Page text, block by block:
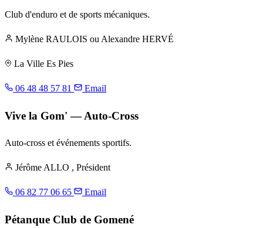
Club d'enduro et de sports mécaniques.
Mylène RAULOIS ou Alexandre HERVÉ
La Ville Es Pies
06 48 48 57 81 Email
Vive la Gom' — Auto-Cross
Auto-cross et événements sportifs.
Jérôme ALLO , Président
06 82 77 06 65 Email
Pétanque Club de Gomené